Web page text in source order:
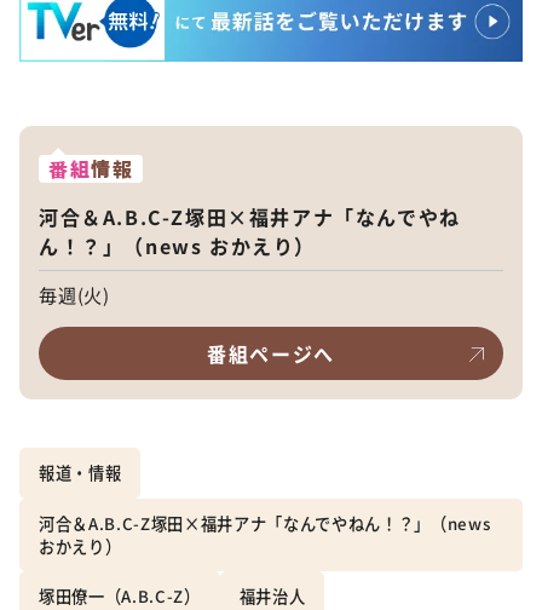
番組情報
河合＆A.B.C-Z塚田×福井アナ「なんでやね
ん！？」（news おかえり）
毎週(火)
番組ページへ
報道・情報
河合＆A.B.C-Z塚田×福井アナ「なんでやねん！？」（news
おかえり）
塚田僚一（A.B.C-Z） 福井治人